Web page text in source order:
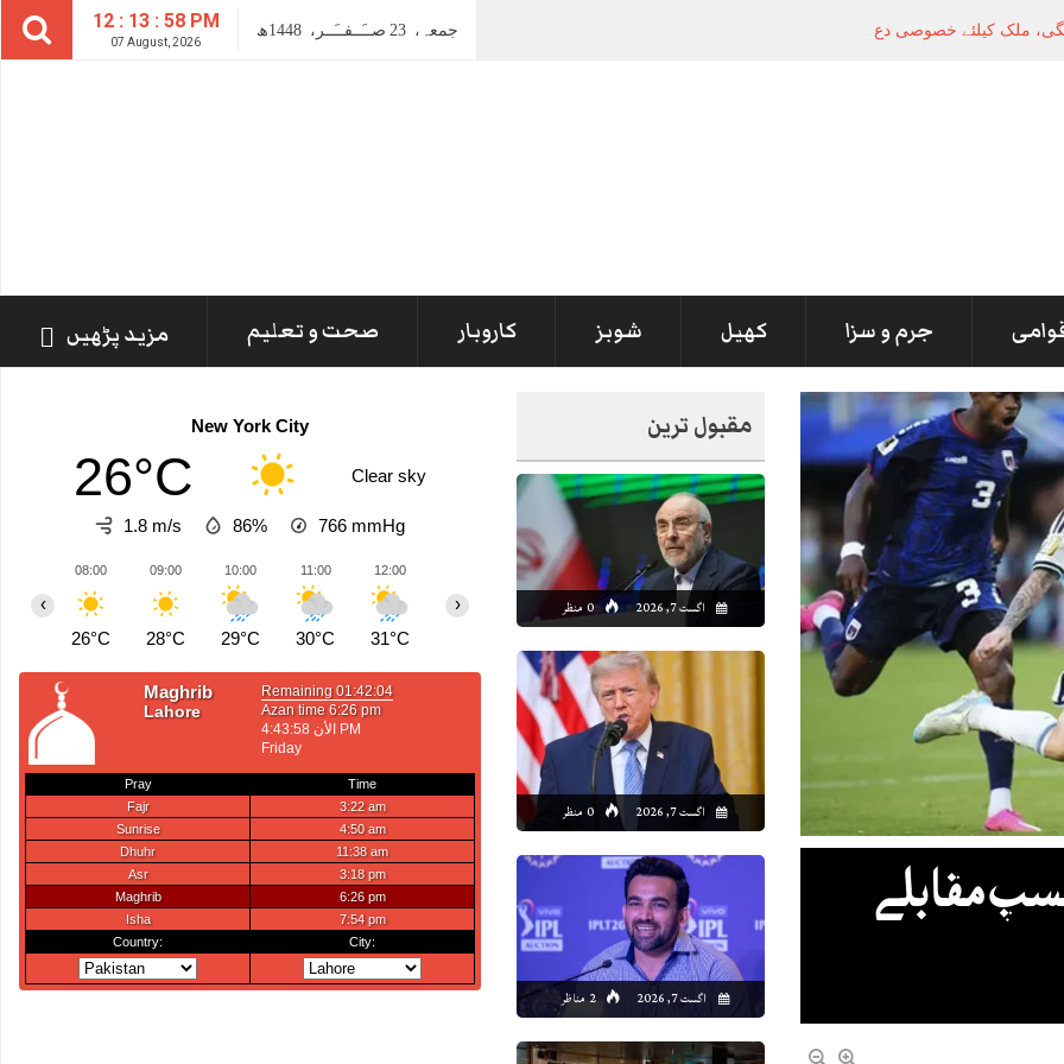
12 : 13 : 59 PM
07 August, 2026
جمعہ، 23 صــَــفــَــر، 1448ھ ملک کیلئے خصوصی دعائیں
جرم و سزا کھیل شوبز کاروبار صحت و تعلیم مزید پڑھیں
مقبول ترین
اگست 7, 2026 0 منظر
اگست 7, 2026 0 منظر
اگست 7, 2026 2 مناظر
مقابلے
New York City
26°C Clear sky
1.8 m/s 86% 766 mmHg
08:00
26°C
09:00
28°C
10:00
29°C
11:00
30°C
12:00
31°C
14:00 15:00 16:00 17:00 18:00
29°C
19:00
29°C
20:00
28°C
‹ ›